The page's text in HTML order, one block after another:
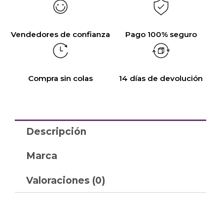
Vendedores de confianza Pago 100% seguro
Compra sin colas 14 días de devolución
Descripción
Marca
Valoraciones (0)